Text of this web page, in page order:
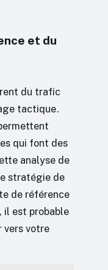
et du
du trafic
tactique.
qui font des
analyse de
stratégie de
de référence
il est probable
vers votre